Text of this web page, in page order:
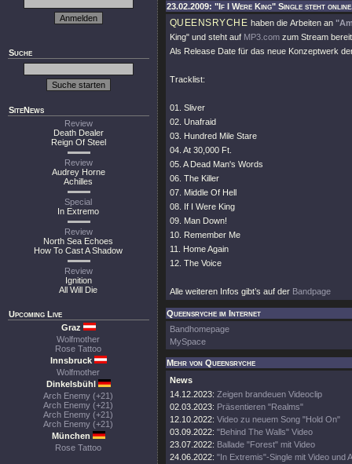
Suche
SiteNews
Review
Death Dealer
Reign Of Steel
Review
Audrey Horne
Achilles
Special
In Extremo
Review
North Sea Echoes
How To Cast A Shadow
Review
Ignition
All Will Die
Upcoming Live
Graz
Wolfmother
Rose Tattoo
Innsbruck
Wolfmother
Dinkelsbühl
Arch Enemy (+21)
Arch Enemy (+21)
Arch Enemy (+21)
Arch Enemy (+21)
München
Rose Tattoo
23.02.2009: "If I Were King" Single steht
QUEENSRYCHE haben die Arbeiten an
King" und steht auf MP3.com zum Stream
Als Release Date für das neue Konzeptwerk
Tracklist:
01. Sliver
02. Unafraid
03. Hundred Mile Stare
04. At 30,000 Ft.
05. A Dead Man's Words
06. The Killer
07. Middle Of Hell
08. If I Were King
09. Man Down!
10. Remember Me
11. Home Again
12. The Voice
Alle weiteren Infos gibt’s auf der Bandpage
Queensryche im Internet
Bandhomepage
MySpace
Mehr von Queensryche
News
14.12.2023: Zeigen brandeuen Videoclip
02.03.2023: Präsentieren "Realms"
12.10.2022: Video zu neuem Song "Hold On"
03.09.2022: "Behind The Walls" Video
23.07.2022: Ballade "Forest" mit Video
24.06.2022: "In Extremis"-Single mit Video und